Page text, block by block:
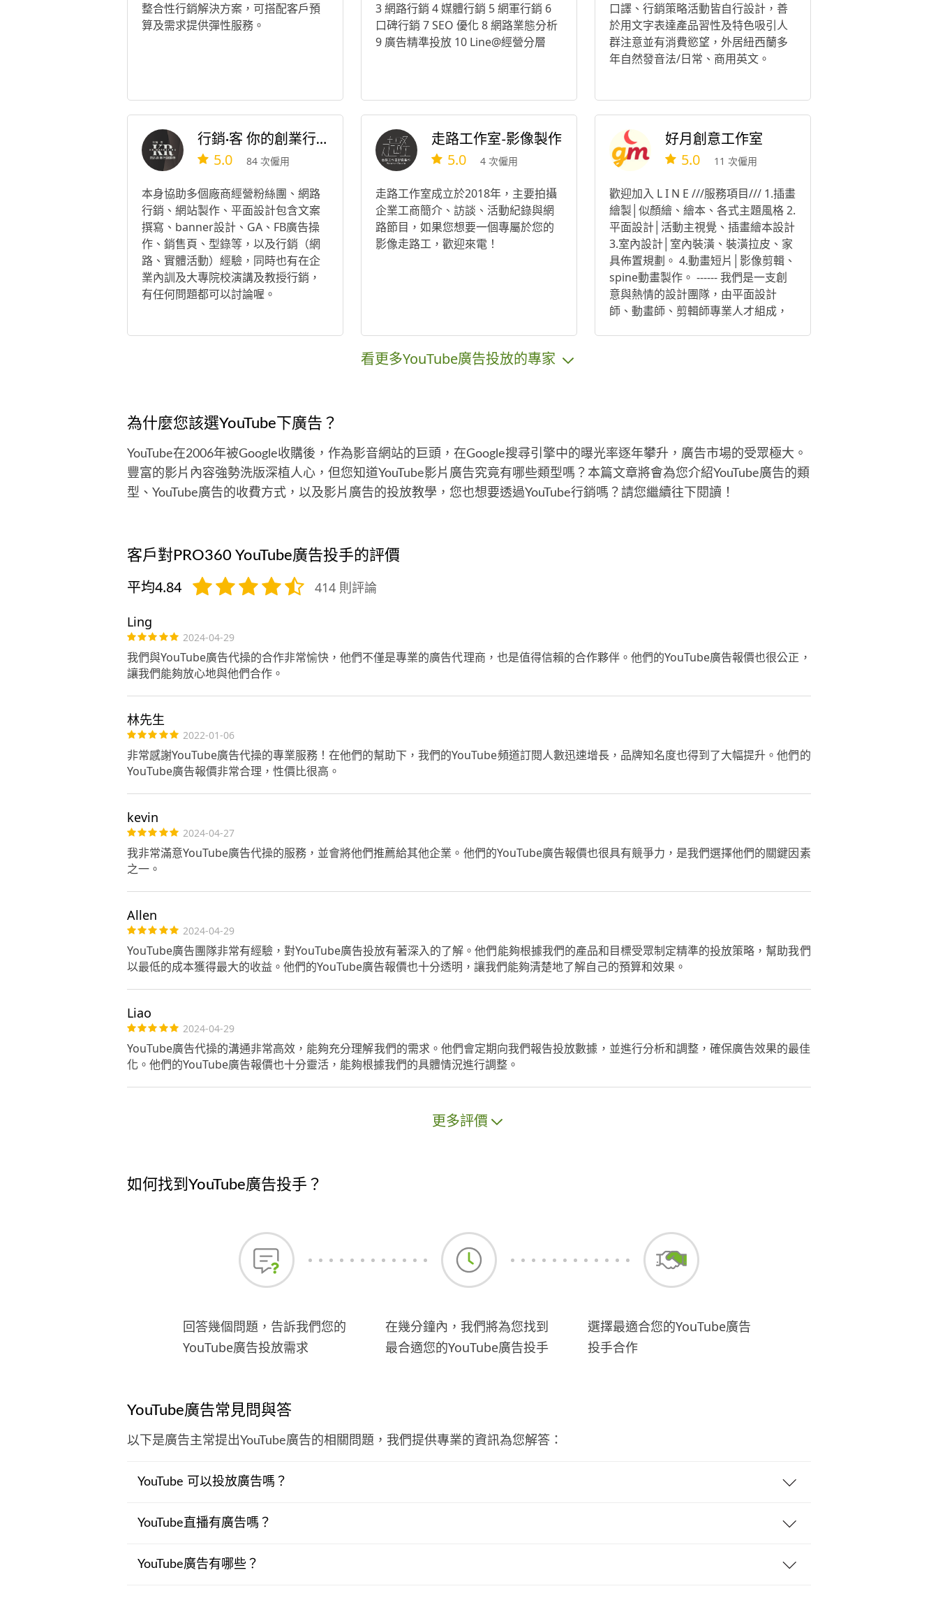
整合性行銷解決方案，可搭配客戶預
算及需求提供彈性服務。
3 網路行銷 4 媒體行銷 5 網軍行銷 6
口碑行銷 7 SEO 優化 8 網路業態分析
9 廣告精準投放 10 Line@經營分層
口譯、行銷策略活動皆自行設計，善
於用文字表達產品習性及特色吸引人
群注意並有消費慾望，外居紐西蘭多
年自然發音法/日常、商用英文。
行銷·客 你的創業行銷夥伴
5.0 84 次僱用
本身協助多個廠商經營粉絲團、網路
行銷、網站製作、平面設計包含文案
撰寫、banner設計、GA、FB廣告操
作、銷售頁、型錄等，以及行銷（網
路、實體活動）經驗，同時也有在企
業內訓及大專院校演講及教授行銷，
有任何問題都可以討論喔。
走路工作室-影像製作
5.0 4 次僱用
走路工作室成立於2018年，主要拍攝
企業工商簡介、訪談、活動紀錄與網
路節目，如果您想要一個專屬於您的
影像走路工，歡迎來電！
好月創意工作室
5.0 11 次僱用
歡迎加入 L I N E ///服務項目/// 1.插畫
繪製│似顏繪、繪本、各式主題風格 2.
平面設計│活動主視覺、插畫繪本設計
3.室內設計│室內裝潢、裝潢拉皮、家
具佈置規劃。 4.動畫短片│影像剪輯、
spine動畫製作。 ------ 我們是一支創
意與熱情的設計團隊，由平面設計
師、動畫師、剪輯師專業人才組成，
看更多YouTube廣告投放的專家
為什麼您該選YouTube下廣告？
YouTube在2006年被Google收購後，作為影音網站的巨頭，在Google搜尋引擎中的曝光率逐年攀升，廣告市場的受眾極大。
豐富的影片內容強勢洗版深植人心，但您知道YouTube影片廣告究竟有哪些類型嗎？本篇文章將會為您介紹YouTube廣告的類
型、YouTube廣告的收費方式，以及影片廣告的投放教學，您也想要透過YouTube行銷嗎？請您繼續往下閱讀！
客戶對PRO360 YouTube廣告投手的評價
平均4.84 414 則評論
Ling
2024-04-29
我們與YouTube廣告代操的合作非常愉快，他們不僅是專業的廣告代理商，也是值得信賴的合作夥伴。他們的YouTube廣告報價也很公正，
讓我們能夠放心地與他們合作。
林先生
2022-01-06
非常感謝YouTube廣告代操的專業服務！在他們的幫助下，我們的YouTube頻道訂閱人數迅速增長，品牌知名度也得到了大幅提升。他們的
YouTube廣告報價非常合理，性價比很高。
kevin
2024-04-27
我非常滿意YouTube廣告代操的服務，並會將他們推薦給其他企業。他們的YouTube廣告報價也很具有競爭力，是我們選擇他們的關鍵因素
之一。
Allen
2024-04-29
YouTube廣告團隊非常有經驗，對YouTube廣告投放有著深入的了解。他們能夠根據我們的產品和目標受眾制定精準的投放策略，幫助我們
以最低的成本獲得最大的收益。他們的YouTube廣告報價也十分透明，讓我們能夠清楚地了解自己的預算和效果。
Liao
2024-04-29
YouTube廣告代操的溝通非常高效，能夠充分理解我們的需求。他們會定期向我們報告投放數據，並進行分析和調整，確保廣告效果的最佳
化。他們的YouTube廣告報價也十分靈活，能夠根據我們的具體情況進行調整。
更多評價
如何找到YouTube廣告投手？
回答幾個問題，告訴我們您的
YouTube廣告投放需求
在幾分鐘內，我們將為您找到
最合適您的YouTube廣告投手
選擇最適合您的YouTube廣告
投手合作
YouTube廣告常見問與答
以下是廣告主常提出YouTube廣告的相關問題，我們提供專業的資訊為您解答：
YouTube 可以投放廣告嗎？
YouTube直播有廣告嗎？
YouTube廣告有哪些？